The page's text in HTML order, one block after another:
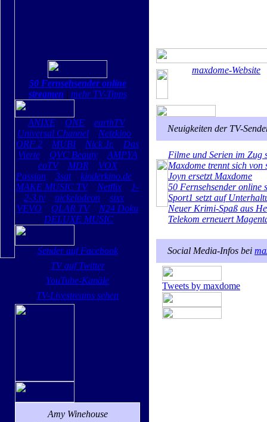
50 Fernsehsender online
streamen | mehr TV-Tipps
ANIXE ONE
earthTV
Universal Channel
Netzkino
ORF 2
MUBI Nick Jr.
Das
Vierte
QVC Beauty
AMPYA
eoTV
MDR
VOX
Passion
3sat
kinderkino.de
MAKE MUSIC TV
Netflix
1-
2-3.tv
nickelodeon
sixx
VEVO
QLAR TV
N24 Doku
DELUXE MUSIC
Sender auf Facebook
TV auf Twitter
YouTube-Kanäle
TV-Livestreams sehen
Amy Winehouse
maxdome-Website
Neuigkeiten der TV-
Filme und Serien im Zug
Maxdome trennt sich von
Joyn ersetzt Maxdome
50 Fernsehsender online
Sport1 setzt auf
Neuer Krimi-Spaß aus
Telekom erneuert
Social Media-Infos bei
Tweets by maxdome